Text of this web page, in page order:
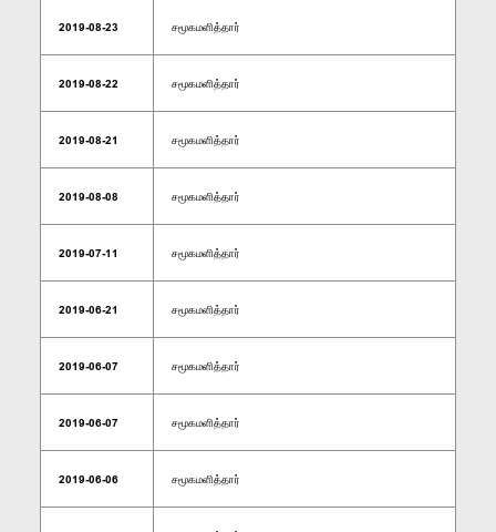
2019-08-23 சமூகமளித்தார்
2019-08-22 சமூகமளித்தார்
2019-08-21 சமூகமளித்தார்
2019-08-08 சமூகமளித்தார்
2019-07-11 சமூகமளித்தார்
2019-06-21 சமூகமளித்தார்
2019-06-07 சமூகமளித்தார்
2019-06-07 சமூகமளித்தார்
2019-06-06 சமூகமளித்தார்